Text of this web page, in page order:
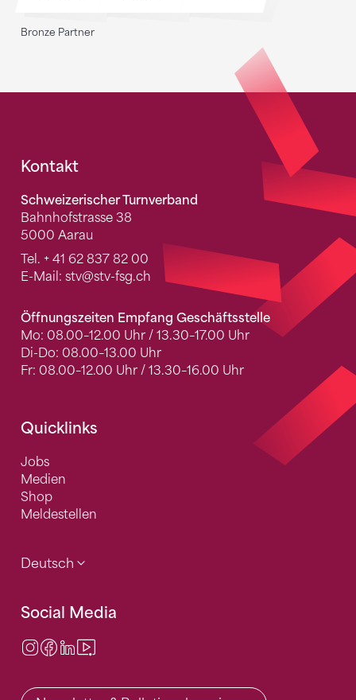
Bronze Partner
Fusszeile
Kontakt
Schweizerischer Turnverband
Bahnhofstrasse 38
5000 Aarau
Tel. + 41 62 837 82 00
E-Mail: stv@stv-fsg.ch
Öffnungszeiten Empfang Geschäftsstelle
Mo: 08.00–12.00 Uhr / 13.30–17.00 Uhr
Di-Do: 08.00–13.00 Uhr
Fr: 08.00–12.00 Uhr / 13.30–16.00 Uhr
Quicklinks
Jobs
Medien
Shop
Meldestellen
Deutsch
Social Media
Instagram
Facebook
LinkedIn